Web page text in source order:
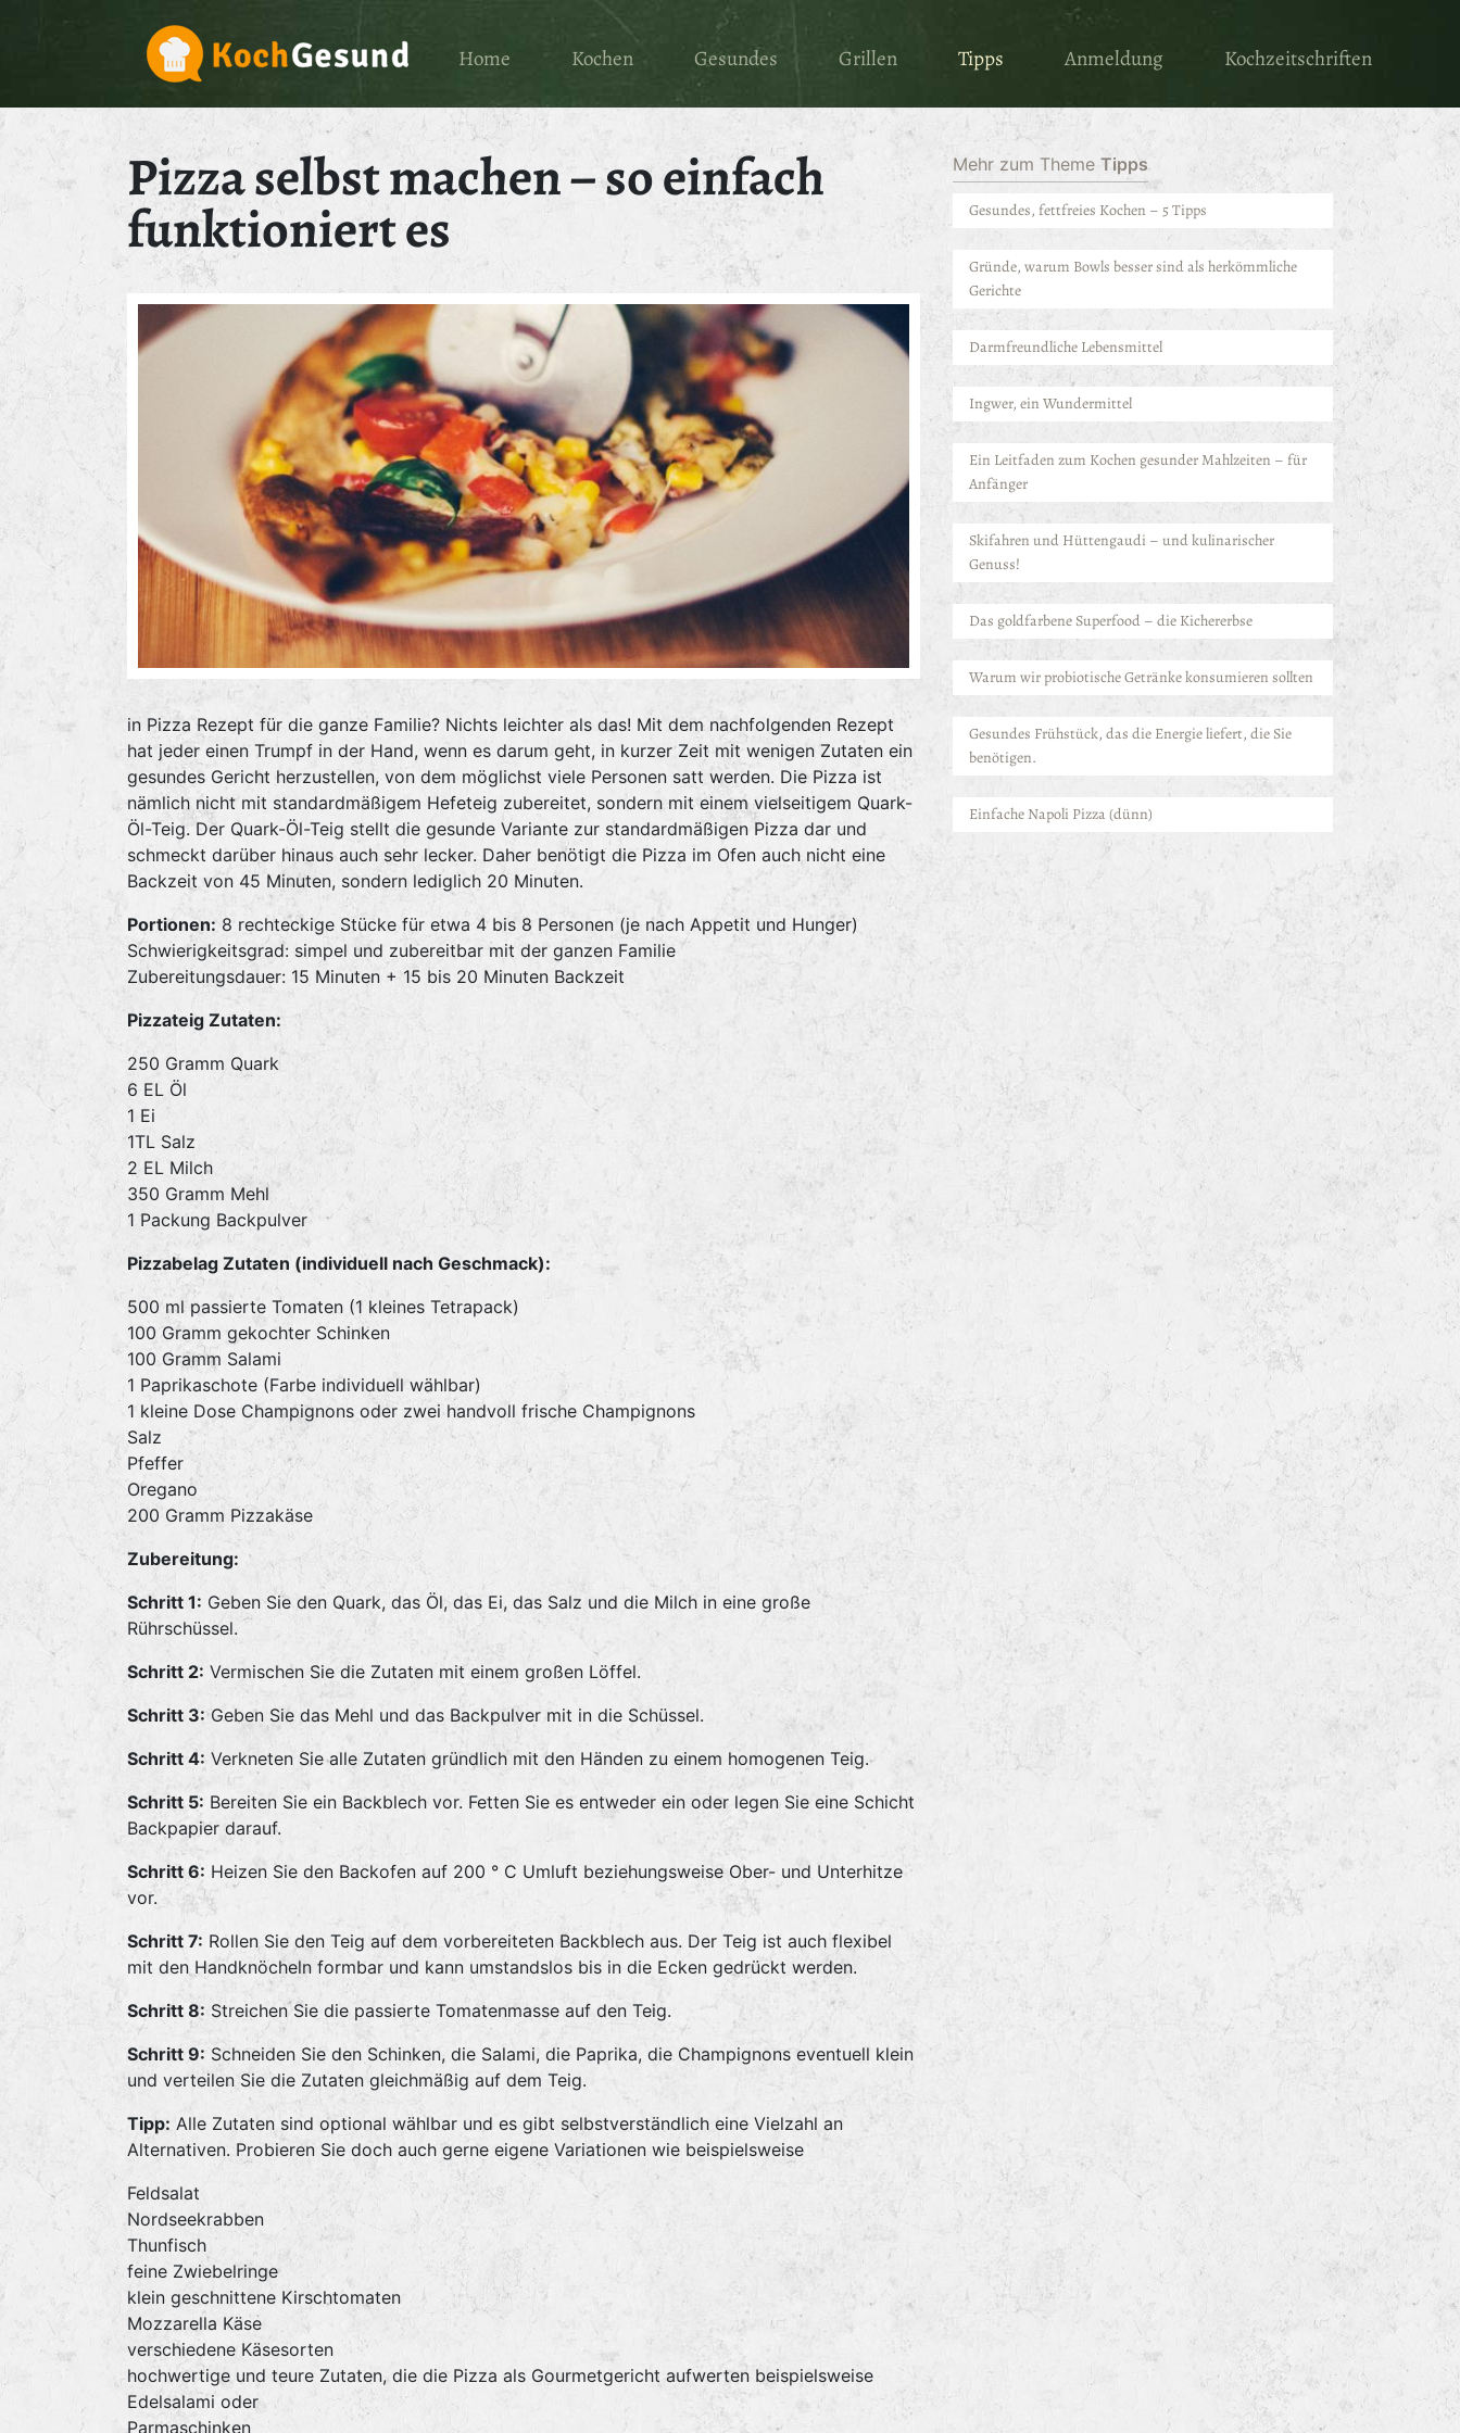
Home Kochen Gesundes Grillen Tipps Anmeldung Kochzeitschriften
Pizza selbst machen – so einfach
funktioniert es
in Pizza Rezept für die ganze Familie? Nichts leichter als das! Mit dem nachfolgenden Rezept
hat jeder einen Trumpf in der Hand, wenn es darum geht, in kurzer Zeit mit wenigen Zutaten ein
gesundes Gericht herzustellen, von dem möglichst viele Personen satt werden. Die Pizza ist
nämlich nicht mit standardmäßigem Hefeteig zubereitet, sondern mit einem vielseitigem Quark-
Öl-Teig. Der Quark-Öl-Teig stellt die gesunde Variante zur standardmäßigen Pizza dar und
schmeckt darüber hinaus auch sehr lecker. Daher benötigt die Pizza im Ofen auch nicht eine
Backzeit von 45 Minuten, sondern lediglich 20 Minuten.
Portionen: 8 rechteckige Stücke für etwa 4 bis 8 Personen (je nach Appetit und Hunger)
Schwierigkeitsgrad: simpel und zubereitbar mit der ganzen Familie
Zubereitungsdauer: 15 Minuten + 15 bis 20 Minuten Backzeit
Pizzateig Zutaten:
250 Gramm Quark
6 EL Öl
1 Ei
1TL Salz
2 EL Milch
350 Gramm Mehl
1 Packung Backpulver
Pizzabelag Zutaten (individuell nach Geschmack):
500 ml passierte Tomaten (1 kleines Tetrapack)
100 Gramm gekochter Schinken
100 Gramm Salami
1 Paprikaschote (Farbe individuell wählbar)
1 kleine Dose Champignons oder zwei handvoll frische Champignons
Salz
Pfeffer
Oregano
200 Gramm Pizzakäse
Zubereitung:
Schritt 1: Geben Sie den Quark, das Öl, das Ei, das Salz und die Milch in eine große
Rührschüssel.
Schritt 2: Vermischen Sie die Zutaten mit einem großen Löffel.
Schritt 3:Geben Sie das Mehl und das Backpulver mit in die Schüssel.
Schritt 4: Verkneten Sie alle Zutaten gründlich mit den Händen zu einem homogenen Teig.
Schritt 5: Bereiten Sie ein Backblech vor. Fetten Sie es entweder ein oder legen Sie eine Schicht
Backpapier darauf.
Schritt 6: Heizen Sie den Backofen auf 200 ° C Umluft beziehungsweise Ober- und Unterhitze
vor.
Schritt 7: Rollen Sie den Teig auf dem vorbereiteten Backblech aus. Der Teig ist auch flexibel
mit den Handknöcheln formbar und kann umstandslos bis in die Ecken gedrückt werden.
Schritt 8: Streichen Sie die passierte Tomatenmasse auf den Teig.
Schritt 9: Schneiden Sie den Schinken, die Salami, die Paprika, die Champignons eventuell klein
und verteilen Sie die Zutaten gleichmäßig auf dem Teig.
Tipp: Alle Zutaten sind optional wählbar und es gibt selbstverständlich eine Vielzahl an
Alternativen. Probieren Sie doch auch gerne eigene Variationen wie beispielsweise
Feldsalat
Nordseekrabben
Thunfisch
feine Zwiebelringe
klein geschnittene Kirschtomaten
Mozzarella Käse
verschiedene Käsesorten
hochwertige und teure Zutaten, die die Pizza als Gourmetgericht aufwerten beispielsweise
Edelsalami oder
Parmaschinken
Mehr zum Theme Tipps
Gesundes, fettfreies Kochen – 5 Tipps
Gründe, warum Bowls besser sind als herkömmliche
Gerichte
Darmfreundliche Lebensmittel
Ingwer, ein Wundermittel
Ein Leitfaden zum Kochen gesunder Mahlzeiten – für
Anfänger
Skifahren und Hüttengaudi – und kulinarischer
Genuss!
Das goldfarbene Superfood – die Kichererbse
Warum wir probiotische Getränke konsumieren sollten
Gesundes Frühstück, das die Energie liefert, die Sie
benötigen.
Einfache Napoli Pizza (dünn)